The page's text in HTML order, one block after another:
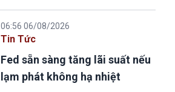
06:56 06/08/2026
Tin Tức
Fed sẵn sàng tăng lãi suất nếu
lạm phát không hạ nhiệt